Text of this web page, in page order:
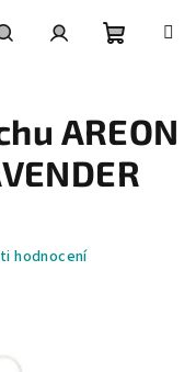
košík
AREON
hodnocení